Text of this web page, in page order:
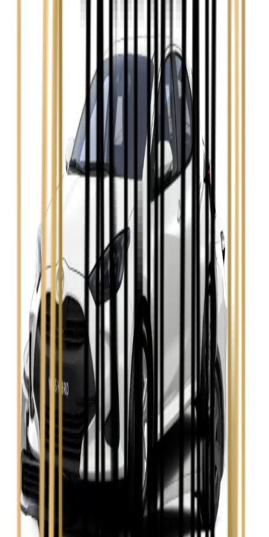
Opel Insignia
Seat Leon
Skoda Fabia
Zobacz
Skoda Kamiq
Zobacz
Skoda Octavia
Zobacz
Toyota Avensis
Zobacz
Toyota Camry
Zobacz